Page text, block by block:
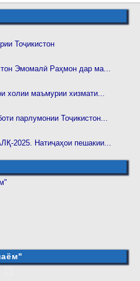
Тоҷикистон
Эмомалӣ Раҳмон дар ма...
холии маъмурии хизмати...
парлумонии Тоҷикистон...
Натиҷаҳои пешакии...